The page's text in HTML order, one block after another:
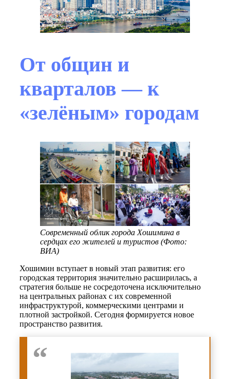
От общин и
кварталов — к
«зелёным» городам
Современный облик города Хошимина в
сердцах его жителей и туристов (Фото:
ВИА)
Хошимин вступает в новый этап развития: его
городская территория значительно расширилась, а
стратегия больше не сосредоточена исключительно
на центральных районах с их современной
инфраструктурой, коммерческими центрами и
плотной застройкой. Сегодня формируется новое
пространство развития.